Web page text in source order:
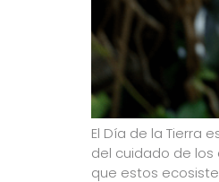
El Día de la Tierra
del cuidado de
que estos